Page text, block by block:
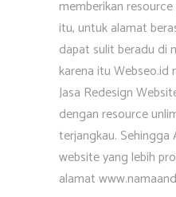
memberikan
itu, untuk alamat
dapat sulit beradu di
karena itu Webseo.id
Jasa Redesign
dengan resource
terjangkau. Sehingga
website yang lebih
alamat